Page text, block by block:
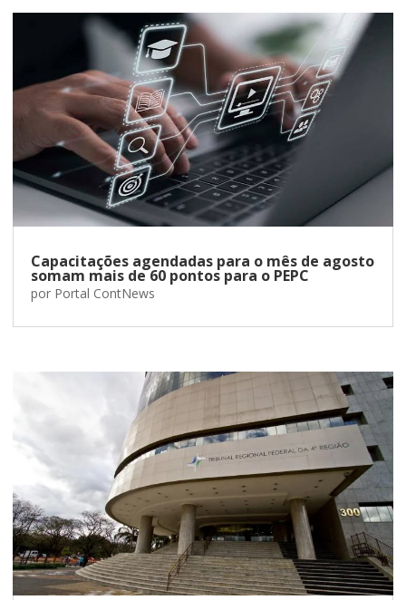
Capacitações agendadas para o mês de agosto
somam mais de 60 pontos para o PEPC
por Portal ContNews